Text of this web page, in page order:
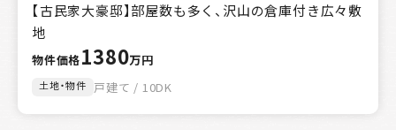
【古民家大豪邸】部屋数も多く、沢山の倉庫付き広々敷
地
物件価格1380万円
土地・物件 戸建て / 10DK